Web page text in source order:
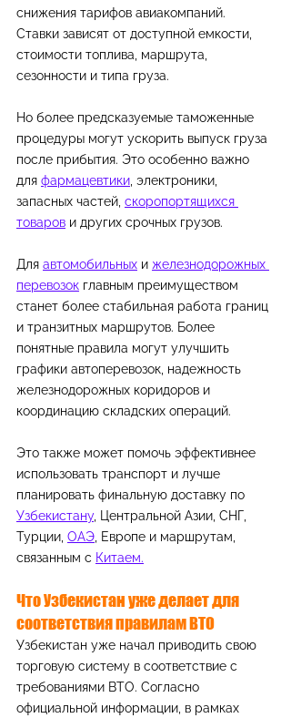
снижения тарифов авиакомпаний.
Ставки зависят от доступной емкости,
стоимости топлива, маршрута,
сезонности и типа груза.
Но более предсказуемые таможенные
процедуры могут ускорить выпуск груза
после прибытия. Это особенно важно
для фармацевтики , электроники,
запасных частей, скоропортящихся
товаров и других срочных грузов.
Для автомобильных и железнодорожных
перевозок главным преимуществом
станет более стабильная работа границ
и транзитных маршрутов. Более
понятные правила могут улучшить
графики автоперевозок, надежность
железнодорожных коридоров и
координацию складских операций.
Это также может помочь эффективнее
использовать транспорт и лучше
планировать финальную доставку по
Узбекистану, Центральной Азии, СНГ,
Турции, ОАЭ , Европе и маршрутам,
связанным с Китаем.
Что Узбекистан уже делает для
соответствия правилам ВТО
Узбекистан уже начал приводить свою
торговую систему в соответствие с
требованиями ВТО. Согласно
официальной информации, в рамках